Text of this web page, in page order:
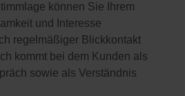
können Sie Ihrem
und Interesse
regelmäßiger Blickkontakt
kommt bei dem Kunden als
sowie als Verständnis